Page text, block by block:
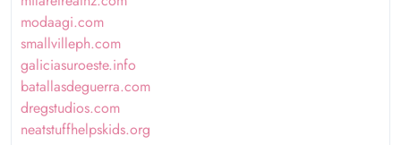
modaagi.com
smallvilleph.com
galiciasuroeste.info
batallasdeguerra.com
dregstudios.com
neatstuffhelpskids.org